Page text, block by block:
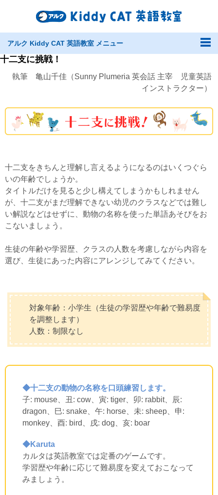
アルク Kiddy CAT 英語教室 メニュー
十二支に挑戦！
執筆 亀山千佳（Sunny Plumeria 英会話 主宰 児童英語
インストラクター）
十二支をきちんと理解し言えるようになるのはいくつぐら
いの年齢でしょうか。
タイトルだけを見ると少し構えてしまうかもしれません
が、十二支がまだ理解できない幼児のクラスなどでは難し
い解説などはせずに、動物の名称を使った単語あそびをお
こないましょう。
生徒の年齢や学習歴、クラスの人数を考慮しながら内容を
選び、生徒にあった内容にアレンジしてみてください。
対象年齢：小学生（生徒の学習歴や年齢で難易度
を調整します）
人数：制限なし
◆十二支の動物の名称を口頭練習します。
子: mouse、丑: cow、寅: tiger、卯: rabbit、辰:
dragon、巳: snake、午: horse、未: sheep、申:
monkey、酉: bird、戌: dog、亥: boar
◆Karuta
カルタは英語教室では定番のゲームです。
学習歴や年齢に応じて難易度を変えておこなって
みましょう。